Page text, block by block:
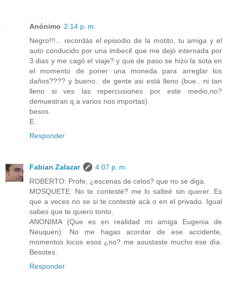
Anónimo 2:14 p. m.
Negro!!!... recordás el episodio de la motito, tu amiga y el
auto conducido por una imbecil que me dejó internada por
3 dias y me cagó el viaje? y que de paso se hizo la sota en
el momento de poner una moneda para arreglar los
daños???? y bueno.. de gente asi está lleno (bue.. ni tan
lleno si ves las repercusiones por este medio,no?
demuestran q a varios nos importas)
besos
E.
Responder
Fabian Zalazar
4:07 p. m.
ROBERTO: Profe, ¿escenas de celos? que no se diga.
MOSQUETE: No te contestè? me lo salteè sin querer. Es
que a veces no se si te contestè acà o en el privado. Igual
sabes que te quiero tonto.
ANONIMA (Que es en realidad mi amiga Eugenia de
Neuquen): No me hagas acordar de ese accidente,
momentos locos esos ¿no? me asustaste mucho ese dìa.
Besotes.
Responder